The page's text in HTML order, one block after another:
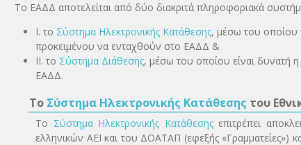
Το ΕΑΔΔ αποτελείται από δύο διακριτά πληροφοριακά
I. το Σύστημα Ηλεκτρονικής Κατάθεσης, μέσω του οποίου
προκειμένου να ενταχθούν στο ΕΑΔΔ &
II. το Σύστημα Διάθεσης, μέσω του οποίου είναι δυνατή
ΕΑΔΔ.
Το Σύστημα Ηλεκτρονικής Κατάθεσης του
Το Σύστημα Ηλεκτρονικής Κατάθεσηςεπιτρέπει
ελληνικών ΑΕΙ και του ΔΟΑΤΑΠ (εφεξής «Γραμματείες»)